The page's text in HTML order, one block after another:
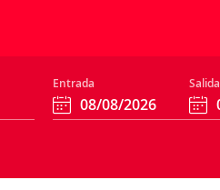
Entrada Salida